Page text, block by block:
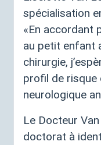
spécialisation
«En accordant
au petit enfant
chirurgie,
profil de risque
neurologique
Le Docteur
doctorat à